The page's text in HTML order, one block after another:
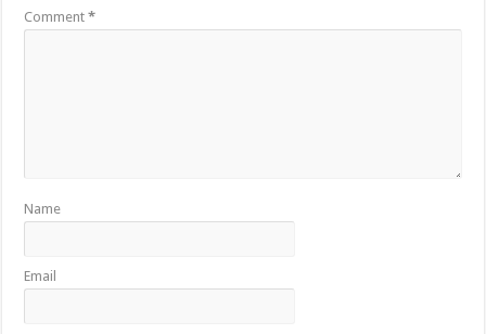
Comment*
Name
Email